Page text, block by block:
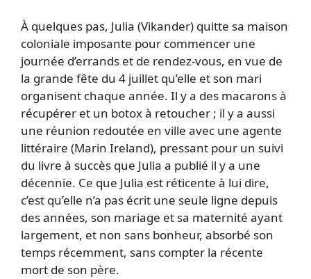
À quelques pas, Julia (Vikander) quitte sa maison
coloniale imposante pour commencer une
journée d’errands et de rendez-vous, en vue de
la grande fête du 4 juillet qu’elle et son mari
organisent chaque année. Il y a des macarons à
récupérer et un botox à retoucher ; il y a aussi
une réunion redoutée en ville avec une agente
littéraire (Marin Ireland), pressant pour un suivi
du livre à succès que Julia a publié il y a une
décennie. Ce que Julia est réticente à lui dire,
c’est qu’elle n’a pas écrit une seule ligne depuis
des années, son mariage et sa maternité ayant
largement, et non sans bonheur, absorbé son
temps récemment, sans compter la récente
mort de son père.